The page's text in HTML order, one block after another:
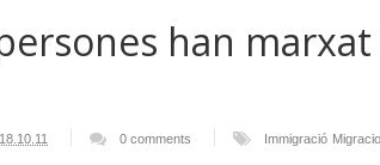
han
18.10.11 0 comments Immigració